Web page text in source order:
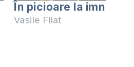
În picioare la imn
Vasile Filat